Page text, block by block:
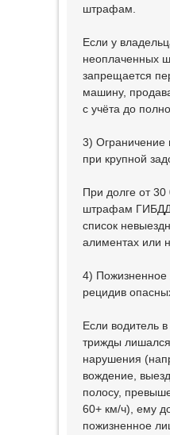
штрафам.
Если у
неоплаченных
запрещается
машину,
с учёта до
3) Ограничение
при крупной
При долге от
штрафам
список
алиментах или
4) Пожизненное
рецидив
Если водитель
трижды
нарушения
вождение,
полосу,
60+ км/ч), ему
пожизненное